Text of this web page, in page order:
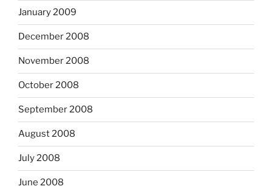
January 2009
December 2008
November 2008
October 2008
September 2008
August 2008
July 2008
June 2008